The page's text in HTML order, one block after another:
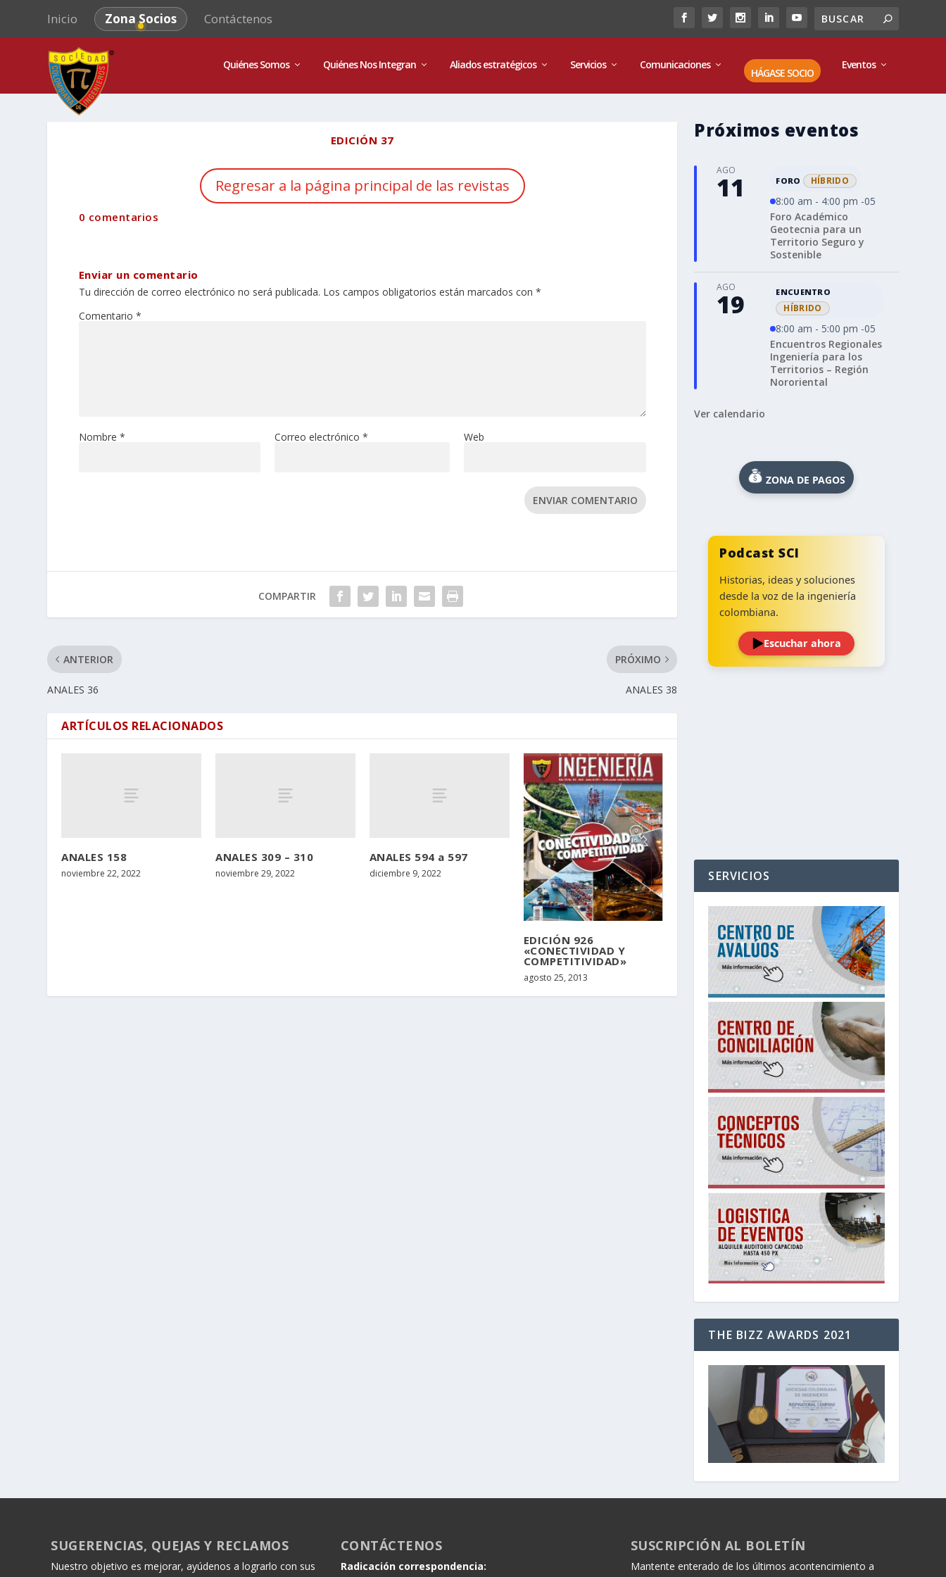
Inicio Zona Socios Contáctenos
Quiénes Somos Quiénes Nos Integran Aliados estratégicos Servicios Comunicaciones
HÁGASE SOCIO
Eventos
EDICIÓN 37
Regresar a la página principal de las revistas
0 comentarios
Enviar un comentario
Tu dirección de correo electrónico no será publicada. Los campos obligatorios están marcados con *
Comentario *
Nombre * Correo electrónico* Web
ENVIAR COMENTARIO
COMPARTIR
ANTERIOR
ANALES 36
PRÓXIMO
ANALES 38
ARTÍCULOS RELACIONADOS
ANALES 158
noviembre 22, 2022
ANALES 309 – 310
noviembre 29, 2022
ANALES 594 a 597
diciembre 9, 2022
EDICIÓN 926
«CONECTIVIDAD Y
COMPETITIVIDAD»
agosto 25, 2013
Próximos eventos
AGO
11 FORO HÍBRIDO
8:00 am - 4:00 pm -05
Foro Académico
Geotecnia para un
Territorio Seguro y
Sostenible
AGO
19 ENCUENTRO
HÍBRIDO
8:00 am - 5:00 pm -05
Encuentros Regionales
Ingeniería para los
Territorios – Región
Nororiental
Ver calendario
ZONA DE PAGOS
Podcast SCI
Historias, ideas y soluciones
desde la voz de la ingeniería
colombiana.
Escuchar ahora
SERVICIOS
THE BIZZ AWARDS 2021
SUGERENCIAS, QUEJAS Y RECLAMOS
Nuestro objetivo es mejorar, ayúdenos a lograrlo con sus
CONTÁCTENOS
Radicación correspondencia:
SUSCRIPCIÓN AL BOLETÍN
Mantente enterado de los últimos acontencimiento a